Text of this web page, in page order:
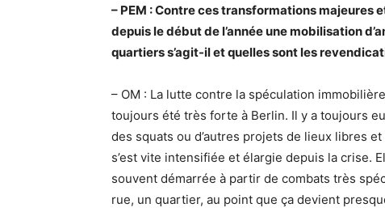
– PEM : Contre ces transformations majeures
depuis le début de l’année une mobilisation
quartiers s’agit-il et quelles sont les
– OM : La lutte contre la spéculation
toujours été très forte à Berlin. Il y a toujours
des squats ou d’autres projets de lieux libres
s’est vite intensifiée et élargie depuis la crise.
souvent démarrée à partir de combats très
rue, un quartier, au point que ça devient